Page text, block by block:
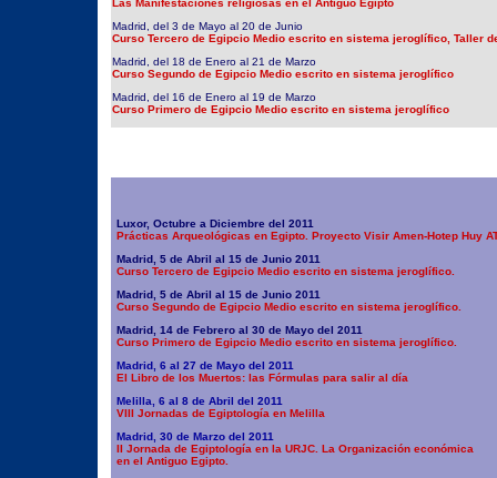
Las Manifestaciones religiosas en el Antiguo Egipto
Madrid, del 3 de Mayo al 20 de Junio
Curso Tercero de Egipcio Medio escrito en sistema jeroglífico, Taller
Madrid, del 18 de Enero al 21 de Marzo
Curso Segundo de Egipcio Medio escrito en sistema jeroglífico
Madrid, del 16 de Enero al 19 de Marzo
Curso Primero de Egipcio Medio escrito en sistema jeroglífico
Luxor, Octubre a Diciembre del 2011
Prácticas Arqueológicas en Egipto. Proyecto Visir Amen-Hotep Huy
Madrid, 5 de Abril al 15 de Junio 2011
Curso Tercero de Egipcio Medio escrito en sistema jeroglífico.
Madrid, 5 de Abril al 15 de Junio 2011
Curso Segundo de Egipcio Medio escrito en sistema jeroglífico.
Madrid, 14 de Febrero al 30 de Mayo del 2011
Curso Primero de Egipcio Medio escrito en sistema jeroglífico.
Madrid, 6 al 27 de Mayo del 2011
El Libro de los Muertos: las Fórmulas para salir al día
Melilla, 6 al 8 de Abril del 2011
VIII Jornadas de Egiptología en Melilla
Madrid, 30 de Marzo del 2011
II Jornada de Egiptología en la URJC. La Organización económica
en el Antiguo Egipto.